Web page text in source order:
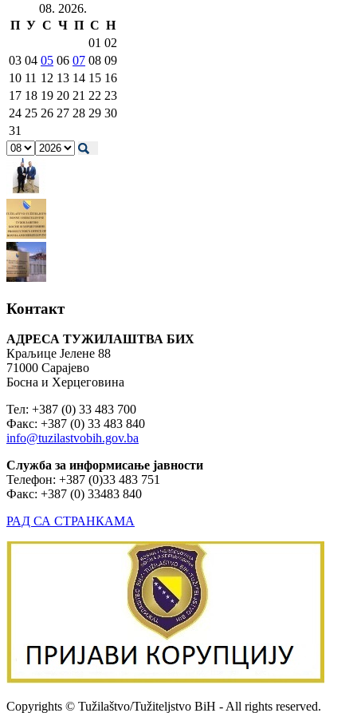
08. 2026.
П У С Ч П С Н
01 02
03 04 05 06 07 08 09
10 11 12 13 14 15 16
17 18 19 20 21 22 23
24 25 26 27 28 29 30
31
Контакт
АДРЕСА ТУЖИЛАШТВА БИХ
Краљице Јелене 88
71000 Сарајево
Босна и Херцеговина
Тел: +387 (0) 33 483 700
Факс: +387 (0) 33 483 840
info@tuzilastvobih.gov.ba
Служба за информисање јавности
Телефон: +387 (0)33 483 751
Факс: +387 (0) 33483 840
РАД СА СТРАНКАМА
Copyrights © Tužilaštvo/Tužiteljstvo BiH - All rights reserved.